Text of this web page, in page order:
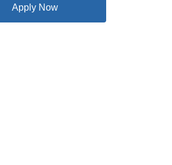
Apply Now